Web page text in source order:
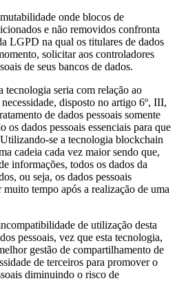
onde blocos de
e não removidos confronta
LGPD na qual os titulares de dados
solicitar aos controladores
de seus bancos de dados.
tecnologia seria com relação ao
disposto no artigo 6º, III,
de dados pessoais somente
os dados pessoais essenciais para que
se a tecnologia blockchain
cadeia cada vez maior sendo que,
informações, todos os dados da
ou seja, os dados pessoais
tempo após a realização de uma
de utilização desta
pessoais, vez que esta tecnologia,
gestão de compartilhamento de
de terceiros para promover o
diminuindo o risco de